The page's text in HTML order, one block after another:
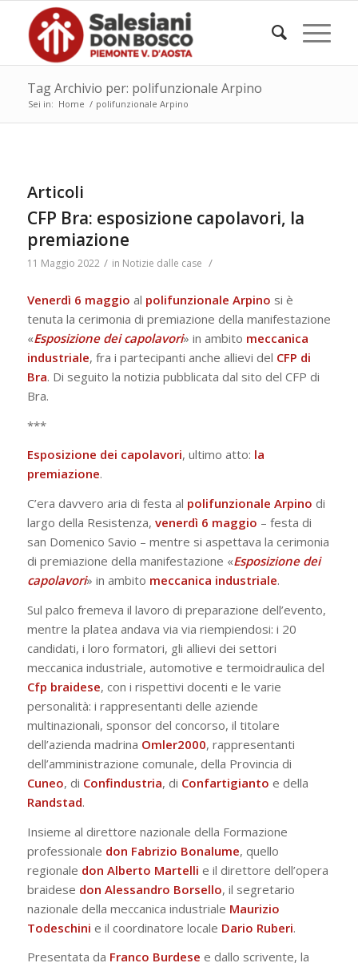
Tag Archivio per: polifunzionale Arpino
Sei in: Home / polifunzionale Arpino
Articoli
CFP Bra: esposizione capolavori, la
premiazione
11 Maggio 2022 / in Notizie dalle case /
Venerdì 6 maggio al polifunzionale Arpino si è
tenuta la cerimonia di premiazione della manifestazione
«Esposizione dei capolavori» in ambito meccanica
industriale, fra i partecipanti anche allievi del CFP di
Bra. Di seguito la notizia pubblicata dal sito del CFP di
Bra.
***
Esposizione dei capolavori, ultimo atto: la
premiazione.
C’era davvero aria di festa al polifunzionale Arpino di
largo della Resistenza, venerdì 6 maggio – festa di
san Domenico Savio – mentre si aspettava la cerimonia
di premiazione della manifestazione «Esposizione dei
capolavori» in ambito meccanica industriale.
Sul palco fremeva il lavoro di preparazione dell’evento,
mentre la platea andava via via riempiendosi: i 20
candidati, i loro formatori, gli allievi dei settori
meccanica industriale, automotive e termoidraulica del
Cfp braidese, con i rispettivi docenti e le varie
personalità: i rappresentanti delle aziende
multinazionali, sponsor del concorso, il titolare
dell’azienda madrina Omler2000, rappresentanti
dell’amministrazione comunale, della Provincia di
Cuneo, di Confindustria, di Confartigianto e della
Randstad.
Insieme al direttore nazionale della Formazione
professionale don Fabrizio Bonalume, quello
regionale don Alberto Martelli e il direttore dell’opera
braidese don Alessandro Borsello, il segretario
nazionale della meccanica industriale Maurizio
Todeschini e il coordinatore locale Dario Ruberi.
Presentata da Franco Burdese e dallo scrivente, la